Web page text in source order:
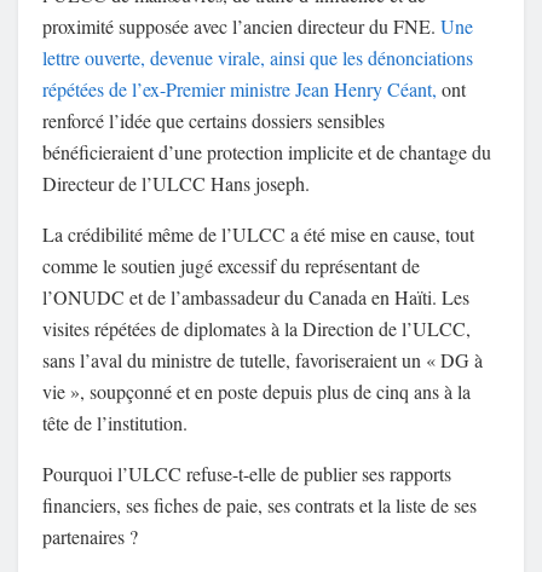
proximité supposée avec l’ancien directeur du FNE. Une
lettre ouverte, devenue virale, ainsi que les dénonciations
répétées de l’ex-Premier ministre Jean Henry Céant, ont
renforcé l’idée que certains dossiers sensibles
bénéficieraient d’une protection implicite et de chantage du
Directeur de l’ULCC Hans joseph.
La crédibilité même de l’ULCC a été mise en cause, tout
comme le soutien jugé excessif du représentant de
l’ONUDC et de l’ambassadeur du Canada en Haïti. Les
visites répétées de diplomates à la Direction de l’ULCC,
sans l’aval du ministre de tutelle, favoriseraient un « DG à
vie », soupçonné et en poste depuis plus de cinq ans à la
tête de l’institution.
Pourquoi l’ULCC refuse-t-elle de publier ses rapports
financiers, ses fiches de paie, ses contrats et la liste de ses
partenaires ?